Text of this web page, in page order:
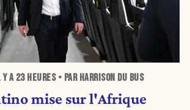
Y A 23 HEURES• PAR HARRISON DU BUS
mise sur l'Afrique